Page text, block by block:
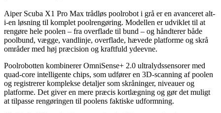
Aiper Scuba X1 Pro Max trådløs poolrobot i grå er en avanceret alt-
i-en løsning til komplet poolrengøring. Modellen er udviklet til at
rengøre hele poolen – fra overflade til bund – og håndterer både
poolbund, vægge, vandlinje, overflade, hævede platforme og skrå
områder med høj præcision og kraftfuld ydeevne.
Poolrobotten kombinerer OmniSense+ 2.0 ultralydssensorer med
quad-core intelligente chips, som udfører en 3D-scanning af poolen
og registrerer komplekse detaljer som skråninger, niveauer og
platforme. Det giver en mere præcis kortlægning og gør det muligt
at tilpasse rengøringen til poolens faktiske udformning.